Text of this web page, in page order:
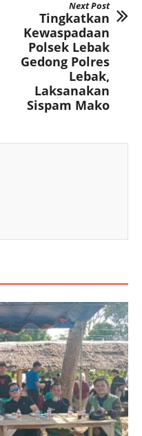
Next Post
Tingkatkan
Kewaspadaan
Polsek Lebak
Gedong Polres
Lebak,
Laksanakan
Sispam Mako